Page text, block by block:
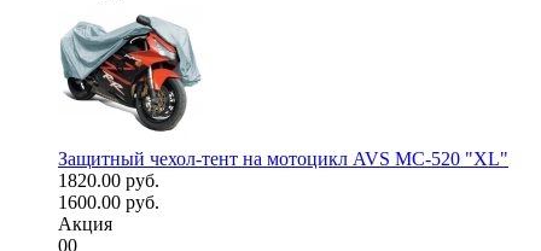
Защитный чехол-тент на мотоцикл AVS МС-520 "XL"
1820.00 руб.
1600.00 руб.
Акция
00